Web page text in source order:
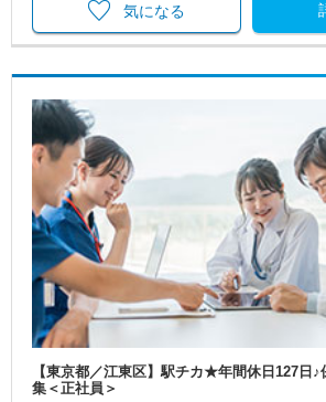
気になる
【東京都／江東区】駅チカ★年間休日127日
集＜正社員＞